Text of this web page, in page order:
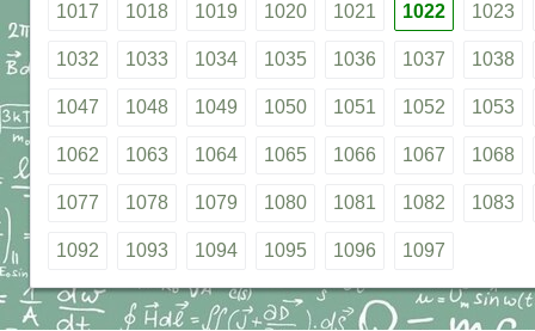
1017 1018 1019 1020 1021 1022 1023
1032 1033 1034 1035 1036 1037 1038
1047 1048 1049 1050 1051 1052 1053
1062 1063 1064 1065 1066 1067 1068
1077 1078 1079 1080 1081 1082 1083
1092 1093 1094 1095 1096 1097